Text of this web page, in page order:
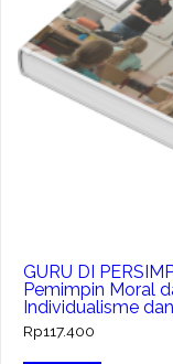
GURU DI
Pemimpin Moral
Individualisme
Rp117.400